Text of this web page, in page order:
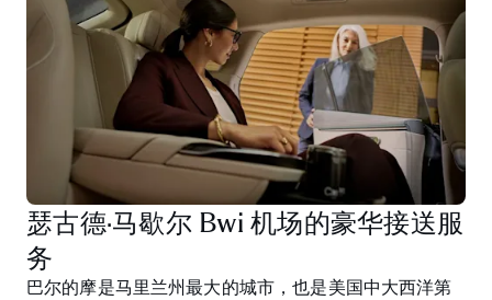
瑟古德·马歇尔 Bwi 机场的豪华接送服
务
巴尔的摩是马里兰州最大的城市，也是美国中大西洋第